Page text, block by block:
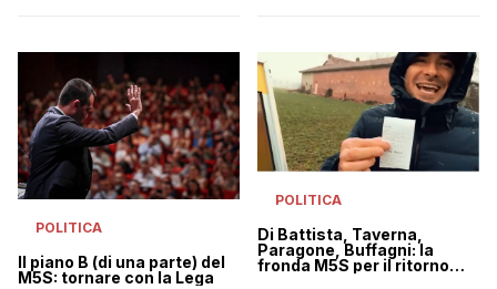
POLITICA
Il piano B (di una parte) del
M5S: tornare con la Lega
POLITICA
Di Battista, Taverna,
Paragone, Buffagni: la
fronda M5S per il ritorno